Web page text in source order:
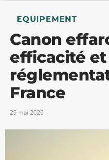
EQUIPEMENT
Canon
efficacité et
France
29 mai 2026